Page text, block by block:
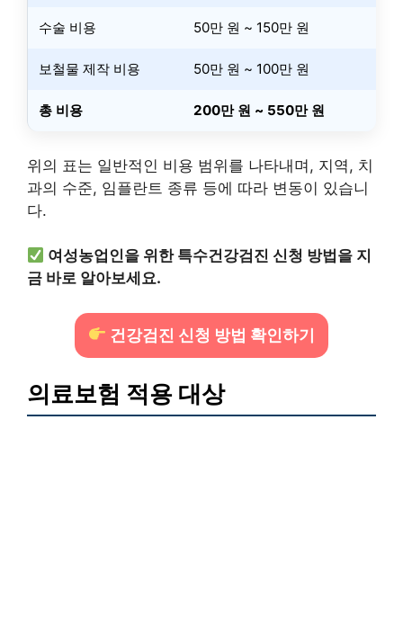
수술 비용 50만 원 ~ 150만 원
보철물 제작 비용 50만 원 ~ 100만 원
총 비용 200만 원 ~ 550만 원
위의 표는 일반적인 비용 범위를 나타내며, 지역, 치
과의 수준, 임플란트 종류 등에 따라 변동이 있습니
다.
여성농업인을 위한 특수건강검진 신청 방법을 지
금 바로 알아보세요.
건강검진 신청 방법 확인하기
의료보험 적용 대상